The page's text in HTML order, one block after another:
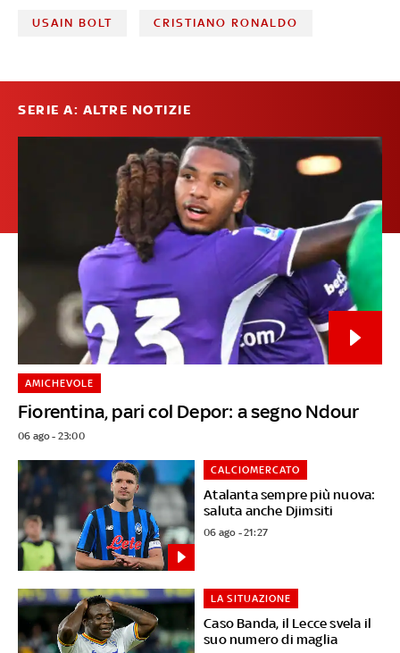
USAIN BOLT CRISTIANO RONALDO
SERIE A: ALTRE NOTIZIE
Fiorentina, pari col Depor: a segno Ndour
AMICHEVOLE
06 ago - 23:00
Atalanta sempre più nuova:
saluta anche Djimsiti
CALCIOMERCATO
06 ago - 21:27
Caso Banda, il Lecce svela il
suo numero di maglia
LA SITUAZIONE